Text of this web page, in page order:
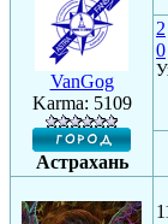
VanGog
Karma: 5109
Астрахань
2
0